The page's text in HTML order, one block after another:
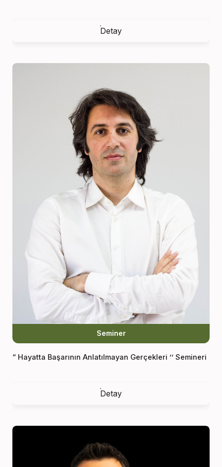
Detay
Seminer
“ Hayatta Başarının Anlatılmayan Gerçekleri ’’ Semineri
Detay